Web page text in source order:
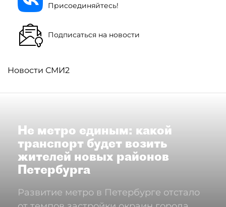
Присоединяйтесь!
Подписаться на новости
Новости СМИ2
Не метро единым: какой
транспорт будет возить
жителей новых районов
Петербурга
Развитие метро в Петербурге отстало